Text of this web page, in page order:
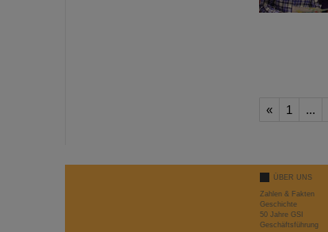
« 1 ...
ÜBER UNS
Zahlen & Fakten
Geschichte
50 Jahre GSI
Geschäftsführung